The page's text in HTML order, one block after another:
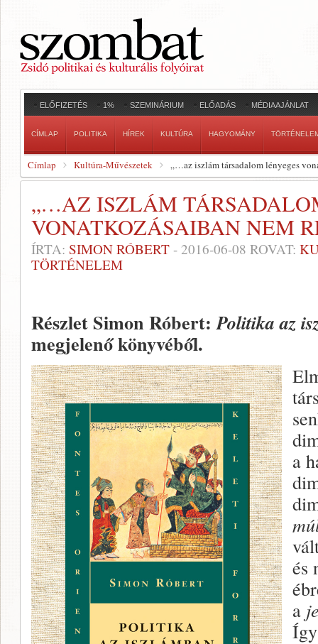
ELŐFIZETÉS 1% SZEMINÁRIUM ELŐADÁS MÉDIAAJÁNLAT
CÍMLAP POLITIKA HÍREK KULTÚRA HAGYOMÁNY
Címlap Kultúra-Művészetek „…az iszlám társadalom lényeges
„…AZ ISZLÁM
VONATKOZÁSAIBAN NEM
ÍRTA: SIMON RÓBERT - 2016-06-08 ROVAT:
TÖRTÉNELEM
Részlet Simon Róbert:Politika az
megjelenő könyvéből.
a
és
a